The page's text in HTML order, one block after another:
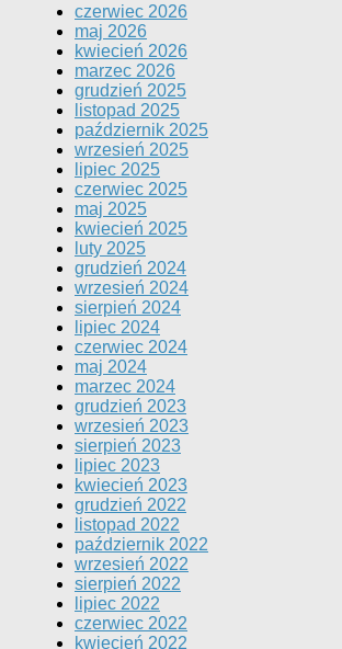
czerwiec 2026
maj 2026
kwiecień 2026
marzec 2026
grudzień 2025
listopad 2025
październik 2025
wrzesień 2025
lipiec 2025
czerwiec 2025
maj 2025
kwiecień 2025
luty 2025
grudzień 2024
wrzesień 2024
sierpień 2024
lipiec 2024
czerwiec 2024
maj 2024
marzec 2024
grudzień 2023
wrzesień 2023
sierpień 2023
lipiec 2023
kwiecień 2023
grudzień 2022
listopad 2022
październik 2022
wrzesień 2022
sierpień 2022
lipiec 2022
czerwiec 2022
kwiecień 2022